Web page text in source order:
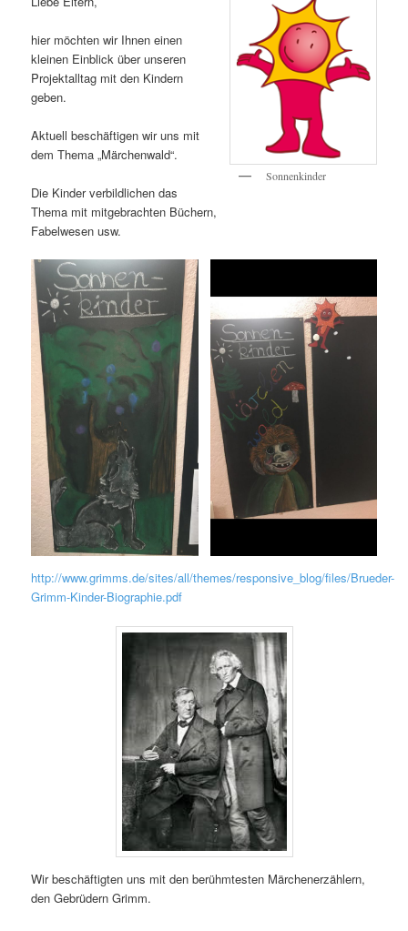
Sonnenkinder
hier möchten wir Ihnen einen
kleinen Einblick über unseren
Projektalltag mit den Kindern
geben.
Aktuell beschäftigen wir uns mit
dem Thema „Märchenwald“.
Die Kinder verbildlichen das
Thema mit mitgebrachten Büchern,
Fabelwesen usw.
http://www.grimms.de/sites/all/themes/responsive_blog/files/Brueder-
Grimm-Kinder-Biographie.pdf
Wir beschäftigten uns mit den berühmtesten Märchenerzählern,
den Gebrüdern Grimm.